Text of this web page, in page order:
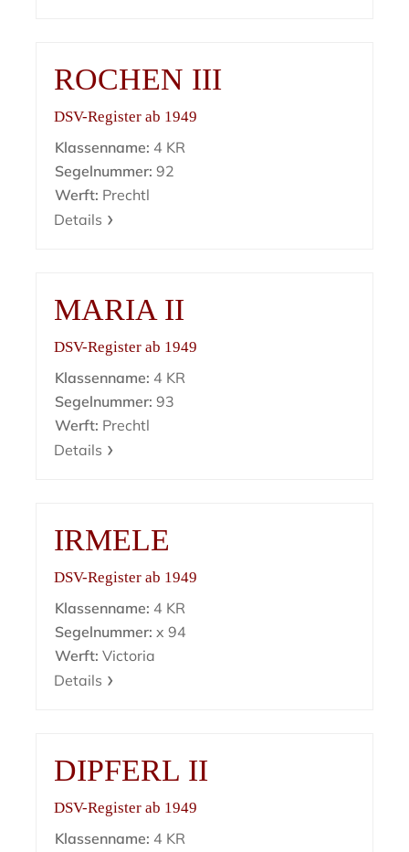
ROCHEN III
DSV-Register ab 1949
Klassenname: 4 KR
Segelnummer: 92
Werft: Prechtl
Details
MARIA II
DSV-Register ab 1949
Klassenname: 4 KR
Segelnummer: 93
Werft: Prechtl
Details
IRMELE
DSV-Register ab 1949
Klassenname: 4 KR
Segelnummer: x 94
Werft: Victoria
Details
DIPFERL II
DSV-Register ab 1949
Klassenname: 4 KR